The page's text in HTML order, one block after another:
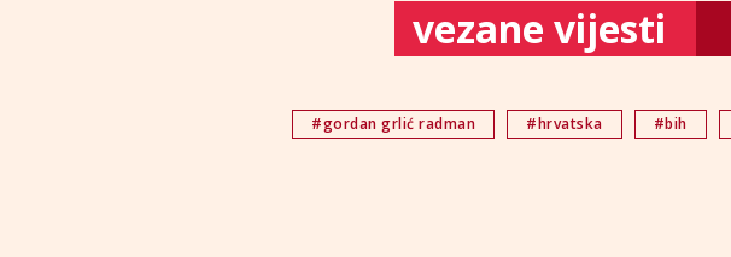
vezane vijesti
#gordan grlić radman #hrvatska #bih